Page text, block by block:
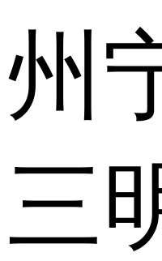
州
三